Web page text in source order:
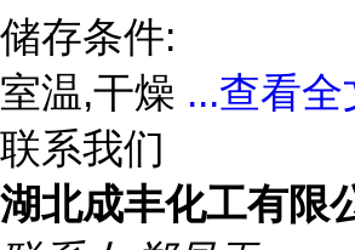
储存条件:
室温,干燥 ...查看全
联系我们
湖北成丰化工有限